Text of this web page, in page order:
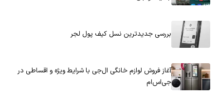
بررسی جدیدترین نسل کیف پول لجر
آغاز فروش لوازم خانگی ال‌جی با شرایط ویژه و اقساطی در
جی‌اس‌ام